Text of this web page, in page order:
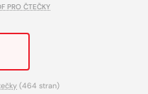
PRO ČTEČKY
(464 stran)